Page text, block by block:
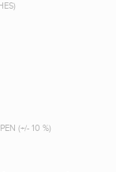
(+/- 10 %)